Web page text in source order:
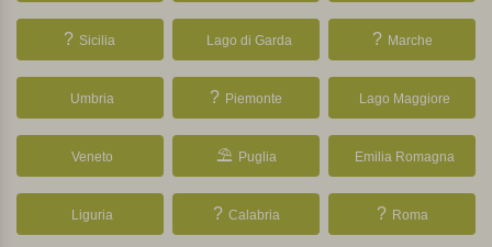
? Sicilia Lago di Garda ? Marche
Umbria ? Piemonte Lago Maggiore
Veneto ⛱ Puglia Emilia Romagna
Liguria ? Calabria ? Roma